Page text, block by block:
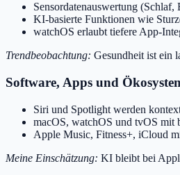
Sensordatenauswertung
KI-basierte Funktionen wie
watchOS erlaubt tiefere App-
Trendbeobachtung: Gesundheit ist ein
Software, Apps und
Siri und Spotlight werden
macOS, watchOS und tvOS mit
Apple Music, Fitness+, iCloud
Meine Einschätzung: KI bleibt bei